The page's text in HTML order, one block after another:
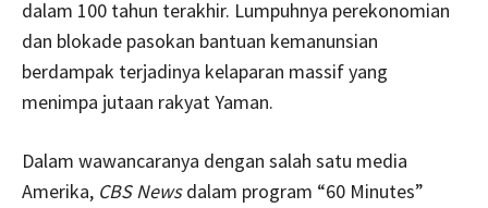
dalam 100 tahun terakhir. Lumpuhnya perekonomian
dan blokade pasokan bantuan kemanunsian
berdampak terjadinya kelaparan massif yang
menimpa jutaan rakyat Yaman.
Dalam wawancaranya dengan salah satu media
Amerika, CBS Newsdalam program “60 Minutes”